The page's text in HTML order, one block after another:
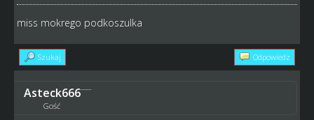
miss mokrego podkoszulka
Szukaj Odpowiedz
Asteck666
Gość